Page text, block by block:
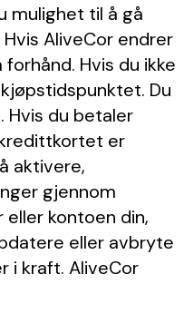
mulighet til å gå
AliveCor endrer
Hvis du ikke
Du
Hvis du betaler
er
aktivere,
gjennom
kontoen din,
eller avbryte
i kraft. AliveCor